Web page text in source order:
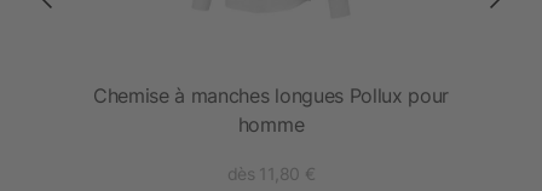
Chemise à manches longues Pollux pour
homme
dès 11,80 €